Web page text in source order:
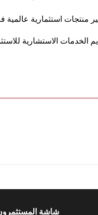
منتجات استثمارية عالمية
الخدمات الاستشارية
شاشة